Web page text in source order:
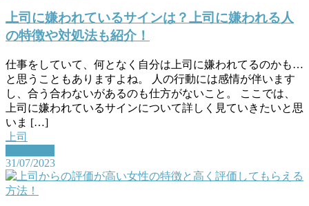
上司に嫌われているサインは？上司に嫌われる人
の特徴や対処法も紹介！
仕事をしていて、何となく自分は上司に嫌われてるのかも…
と思うこともありますよね。 人の行動には感情が伴います
し、合う合わないがあるのも仕方がないこと。 ここでは、
上司に嫌われているサインについて詳しく見ていきたいと思
いま […]
上司
31/07/2023